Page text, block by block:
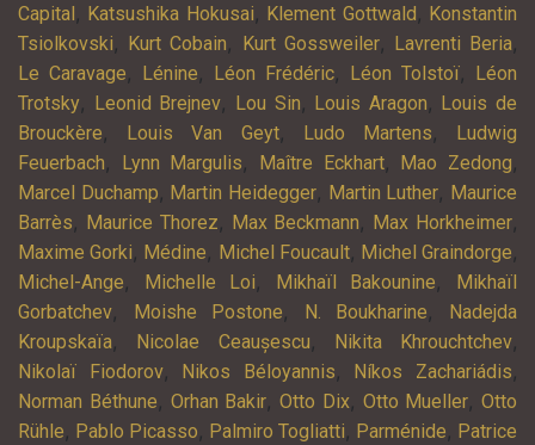
Capital , Katsushika Hokusai, Klement Gottwald , Konstantin
Tsiolkovski, Kurt Cobain, Kurt Gossweiler, Lavrenti Beria,
Le Caravage, Lénine, Léon Frédéric, Léon Tolstoï,
Léon
Trotsky, Leonid Brejnev, Lou Sin, Louis Aragon, Louis de
Brouckère, Louis Van Geyt, Ludo Martens,
Ludwig
Feuerbach, Lynn Margulis, Maître Eckhart, Mao Zedong,
Marcel Duchamp, Martin Heidegger, Martin Luther, Maurice
Barrès, Maurice Thorez, Max Beckmann, Max Horkheimer,
Maxime Gorki, Médine, Michel Foucault, Michel Graindorge,
Michel-Ange, Michelle Loi, Mikhaïl Bakounine,
Mikhaïl
Gorbatchev, Moishe Postone, N. Boukharine,
Nadejda
Kroupskaïa, Nicolae Ceaușescu, Nikita Khrouchtchev,
Nikolaï Fiodorov, Nikos Béloyannis, Níkos Zachariádis,
Norman Béthune, Orhan Bakir, Otto Dix, Otto Mueller, Otto
Rühle, Pablo Picasso, Palmiro Togliatti, Parménide, Patrice